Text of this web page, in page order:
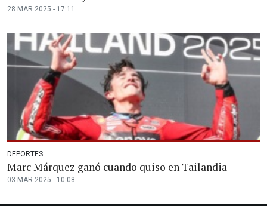
28 MAR 2025 - 17:11
DEPORTES
Marc Márquez ganó cuando quiso en Tailandia
03 MAR 2025 - 10:08